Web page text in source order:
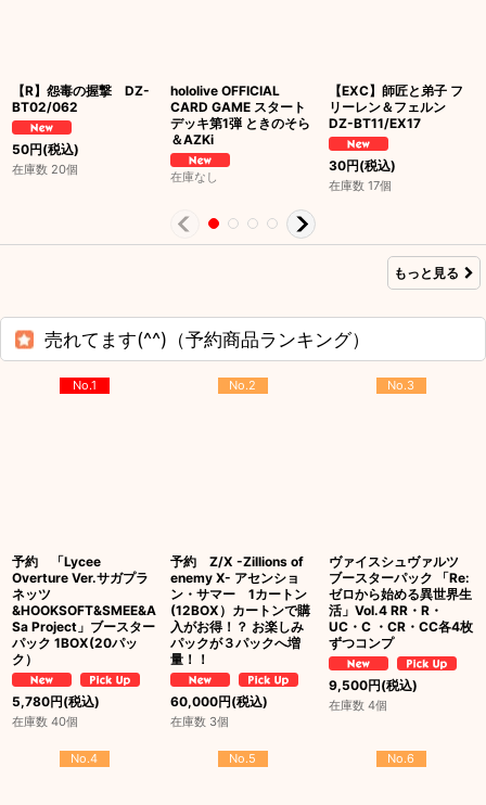
【R】怨毒の握撃 DZ-
BT02/062
50円(税込)
在庫数 20個
hololive OFFICIAL
CARD GAME スタート
デッキ第1弾 ときのそら
＆AZKi
在庫なし
【EXC】師匠と弟子 フ
リーレン＆フェルン
DZ-BT11/EX17
30円(税込)
在庫数 17個
もっと見る
売れてます(^^)（予約商品ランキング）
No.1
予約 「Lycee
Overture Ver.サガプラ
ネッツ
&HOOKSOFT&SMEE&A
Sa Project」ブースター
パック 1BOX(20パッ
ク）
5,780円(税込)
在庫数 40個
No.2
予約 Z/X -Zillions of
enemy X- アセンショ
ン・サマー 1カートン
(12BOX）カートンで購
入がお得！？ お楽しみ
パックが３パックへ増
量！！
60,000円(税込)
在庫数 3個
No.3
ヴァイスシュヴァルツ
ブースターパック 「Re:
ゼロから始める異世界生
活」Vol.4 RR・R・
UC・C ・CR・CC各4枚
ずつコンプ
9,500円(税込)
在庫数 4個
No.4 No.5 No.6